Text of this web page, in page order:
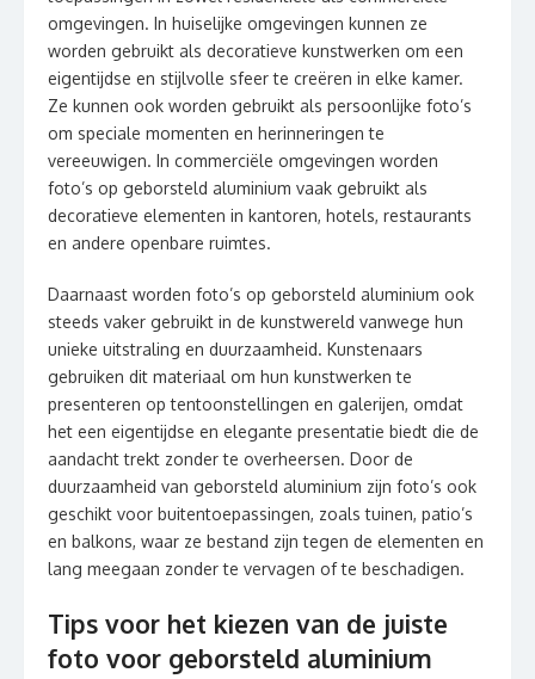
omgevingen. In huiselijke omgevingen kunnen ze
worden gebruikt als decoratieve kunstwerken om een
eigentijdse en stijlvolle sfeer te creëren in elke kamer.
Ze kunnen ook worden gebruikt als persoonlijke foto’s
om speciale momenten en herinneringen te
vereeuwigen. In commerciële omgevingen worden
foto’s op geborsteld aluminium vaak gebruikt als
decoratieve elementen in kantoren, hotels, restaurants
en andere openbare ruimtes.
Daarnaast worden foto’s op geborsteld aluminium ook
steeds vaker gebruikt in de kunstwereld vanwege hun
unieke uitstraling en duurzaamheid. Kunstenaars
gebruiken dit materiaal om hun kunstwerken te
presenteren op tentoonstellingen en galerijen, omdat
het een eigentijdse en elegante presentatie biedt die de
aandacht trekt zonder te overheersen. Door de
duurzaamheid van geborsteld aluminium zijn foto’s ook
geschikt voor buitentoepassingen, zoals tuinen, patio’s
en balkons, waar ze bestand zijn tegen de elementen en
lang meegaan zonder te vervagen of te beschadigen.
Tips voor het kiezen van de juiste
foto voor geborsteld aluminium